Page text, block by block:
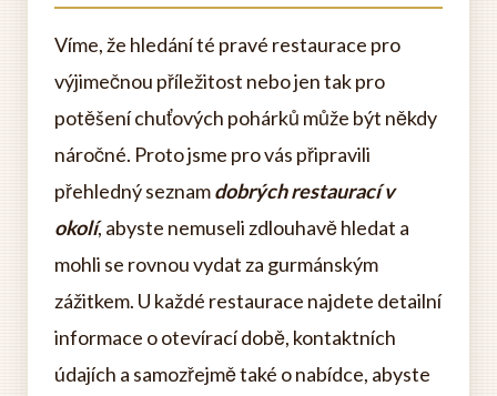
Víme, že hledání té pravé restaurace pro
výjimečnou příležitost nebo jen tak pro
potěšení chuťových pohárků může být někdy
náročné. Proto jsme pro vás připravili
přehledný seznamdobrých restaurací v
okolí, abyste nemuseli zdlouhavě hledat a
mohli se rovnou vydat za gurmánským
zážitkem. U každé restaurace najdete detailní
informace o otevírací době, kontaktních
údajích a samozřejmě také o nabídce, abyste